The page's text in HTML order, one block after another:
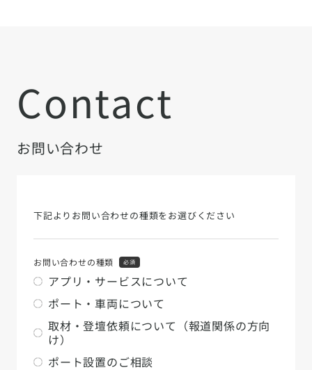
Contact
お問い合わせ
下記よりお問い合わせの種類をお選びください
お問い合わせの種類 必須
アプリ・サービスについて
ポート・車両について
取材・登壇依頼について（報道関係の方向
け）
ポート設置のご相談